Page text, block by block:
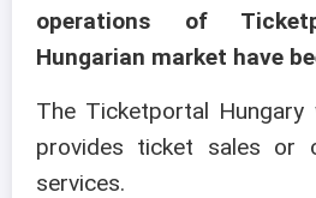
operations of
Hungarian market have
The Ticketportal Hungary
provides ticket sales or
services.